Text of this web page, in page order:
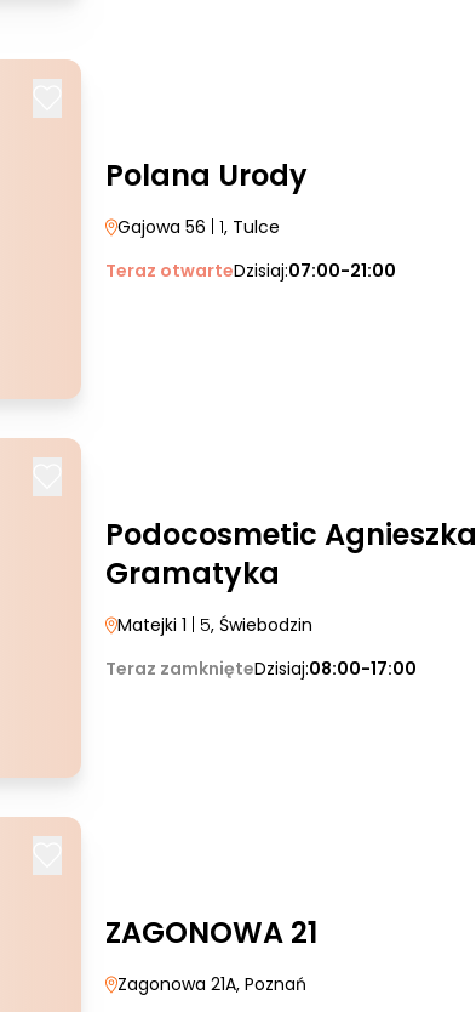
Polana Urody
Gajowa 56 | 1, Tulce
Teraz otwarteDzisiaj:07:00-21:00
Podocosmetic Agnieszka
Gramatyka
Matejki 1 | 5, Świebodzin
Teraz zamknięteDzisiaj:08:00-17:00
ZAGONOWA 21
Zagonowa 21A, Poznań